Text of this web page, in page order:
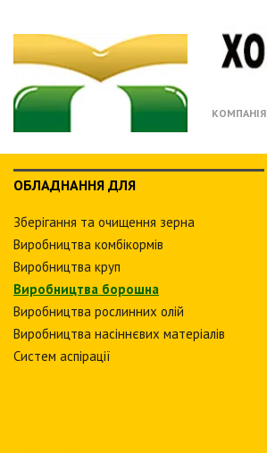
КОМПАНІЯ
ОБЛАДНАННЯ ДЛЯ
Зберiгання та очищення зерна
Виробництва комбiкормiв
Виробництва круп
Виробництва борошна
Виробництва рослинних олiй
Виробництва насіннєвих матеріалів
Систем аспiрацiї